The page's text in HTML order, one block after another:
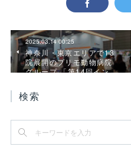
2025.03.14 00:25
神奈川・東京エリアで13
院展開のプリモ動物病院
グループ 「第14回イン…
検索